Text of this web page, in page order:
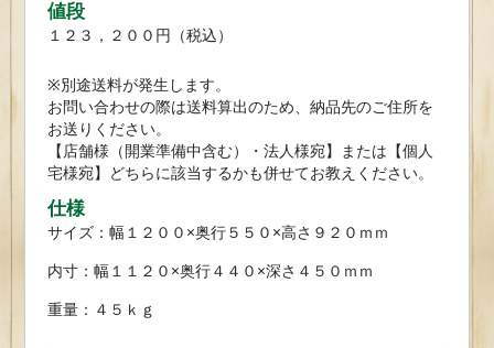
値段
１２３，２００円（税込）
※別途送料が発生します。
お問い合わせの際は送料算出のため、納品先のご住所を
お送りください。
【店舗様（開業準備中含む）・法人様宛】または【個人
宅様宛】どちらに該当するかも併せてお教えください。
仕様
サイズ：幅１２００×奥行５５０×高さ９２０ｍｍ
内寸：幅１１２０×奥行４４０×深さ４５０ｍｍ
重量：４５ｋｇ